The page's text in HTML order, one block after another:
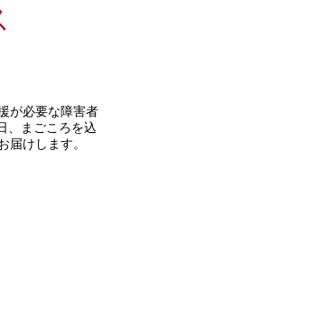
が必要な障害者
、まごころを込
届けします。